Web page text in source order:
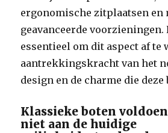
ergonomische zitplaatsen
geavanceerde voorzieningen.
essentieel om dit aspect af te
aantrekkingskracht van het
design en de charme die deze
Klassieke boten
niet aan de huidige